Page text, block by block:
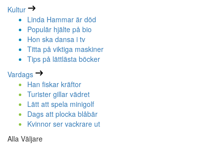
Kultur
Linda Hammar är död
Populär hjälte på bio
Hon ska dansa i tv
Titta på viktiga maskiner
Tips på lättlästa böcker
Vardags
Han fiskar kräftor
Turister gillar vädret
Lätt att spela minigolf
Dags att plocka blåbär
Kvinnor ser vackrare ut
Alla Väljare